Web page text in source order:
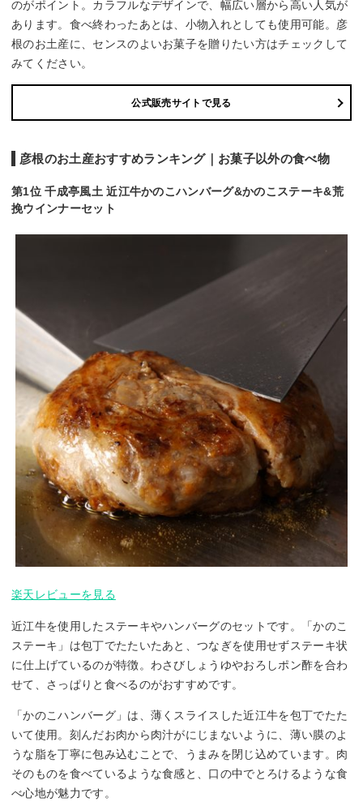
のがポイント。カラフルなデザインで、幅広い層から高い人気が
あります。食べ終わったあとは、小物入れとしても使用可能。彦
根のお土産に、センスのよいお菓子を贈りたい方はチェックして
みてください。
公式販売サイトで見る
彦根のお土産おすすめランキング｜お菓子以外の食べ物
第1位 千成亭風土 近江牛かのこハンバーグ&かのこステーキ&荒
挽ウインナーセット
楽天レビューを見る
近江牛を使用したステーキやハンバーグのセットです。「かのこ
ステーキ」は包丁でたたいたあと、つなぎを使用せずステーキ状
に仕上げているのが特徴。わさびしょうゆやおろしポン酢を合わ
せて、さっぱりと食べるのがおすすめです。
「かのこハンバーグ」は、薄くスライスした近江牛を包丁でたた
いて使用。刻んだお肉から肉汁がにじまないように、薄い膜のよ
うな脂を丁寧に包み込むことで、うまみを閉じ込めています。肉
そのものを食べているような食感と、口の中でとろけるような食
べ心地が魅力です。